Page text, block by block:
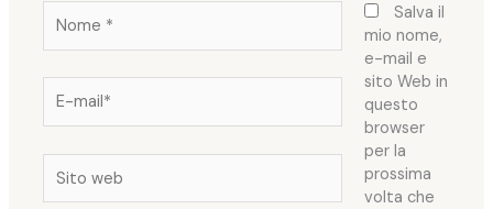
mail*
web
Salva il
mio nome,
e-mail e
sito Web in
questo
browser
per la
prossima
volta che